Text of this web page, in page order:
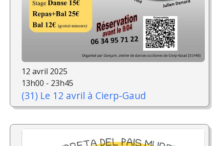
12 avril 2025
13h00 - 23h45
(31) Le 12 avril à Cierp-Gaud